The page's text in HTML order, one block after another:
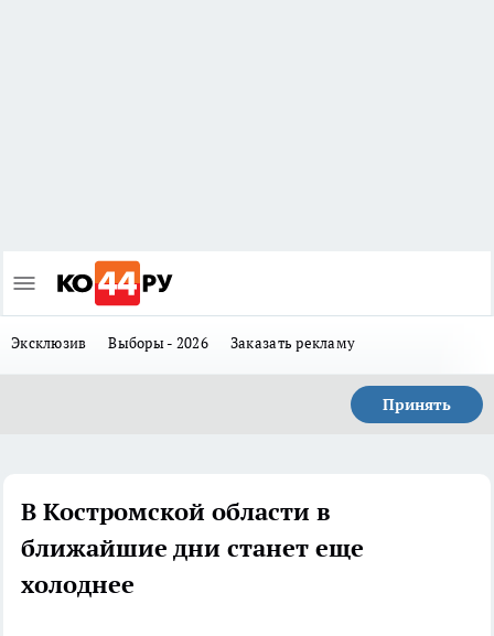
Эксклюзив Выборы - 2026 Заказать рекламу
Принять
В Костромской области в
ближайшие дни станет еще
холоднее